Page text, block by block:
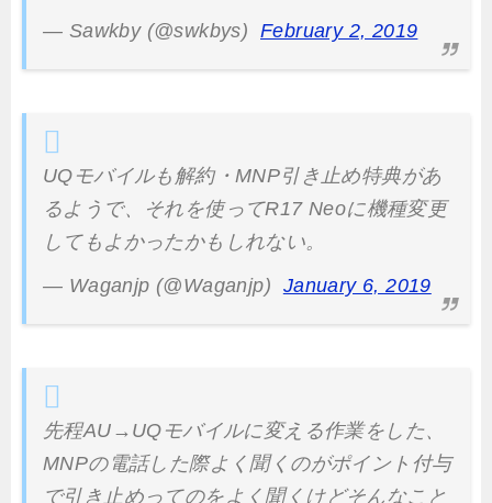
— Sawkby (@swkbys) February 2, 2019
UQモバイルも解約・MNP引き止め特典があ
るようで、それを使ってR17 Neoに機種変更
してもよかったかもしれない。
— Waganjp (@Waganjp) January 6, 2019
先程AU→UQモバイルに変える作業をした、
MNPの電話した際よく聞くのがポイント付与
で引き止めってのをよく聞くけどそんなこと